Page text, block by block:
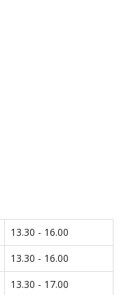
13.30 - 16.00
13.30 - 16.00
13.30 - 17.00